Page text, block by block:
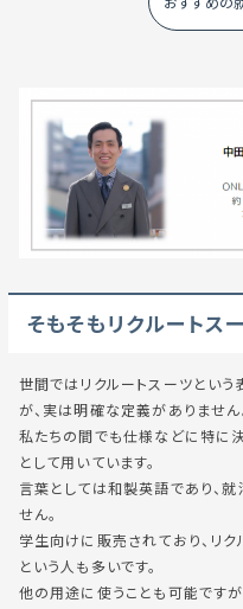
おすすめの
そもそもリクルートス
世間ではリクルートスーツとい
が、実は明確な定義がありません
私たちの間でも仕様などに特に
として用いています。
言葉としては和製英語であり、
せん。
学生向けに販売されており、リ
という人も多いです。
他の用途に使うことも可能です